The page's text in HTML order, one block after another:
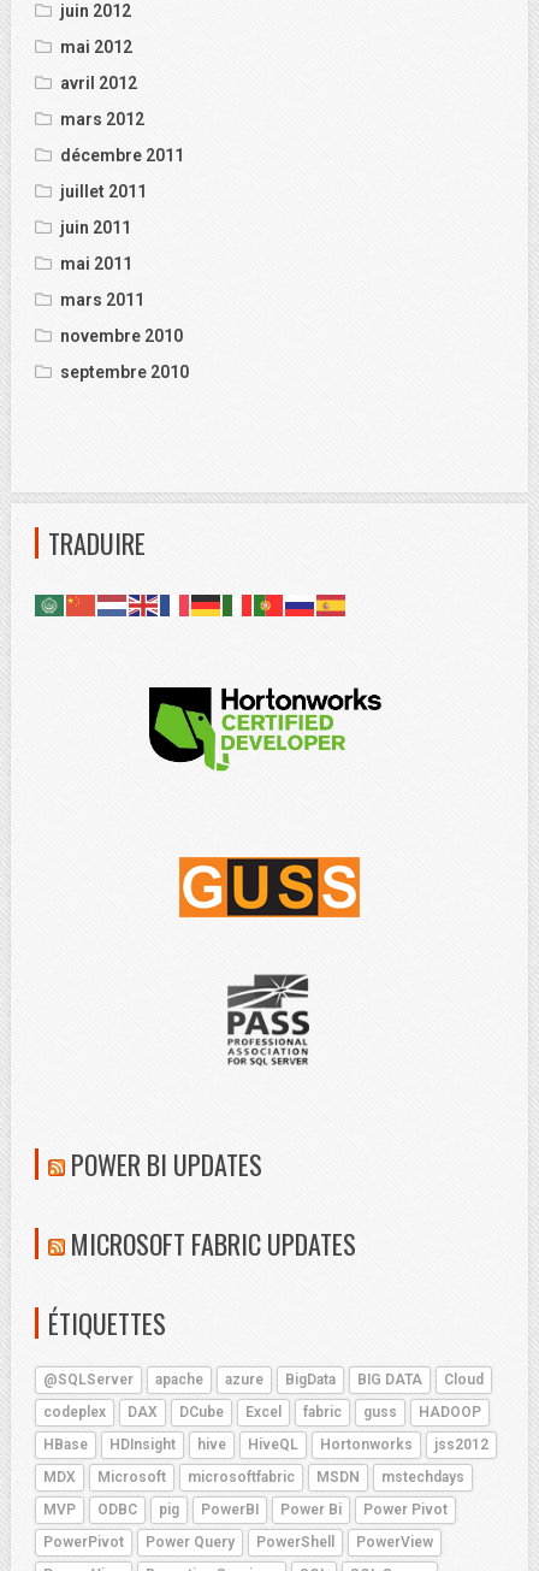
juin 2012
mai 2012
avril 2012
mars 2012
décembre 2011
juillet 2011
juin 2011
mai 2011
mars 2011
novembre 2010
septembre 2010
TRADUIRE
POWER BI UPDATES
MICROSOFT FABRIC UPDATES
ÉTIQUETTES
@SQLServer apache azure BigData BIG DATA
Cloud
codeplex
DAX DCube Excel fabric guss
HADOOP
HBase
HDInsight hive HiveQL Hortonworks
jss2012
MDX
Microsoft microsoftfabric MSDN
mstechdays
MVP
ODBC pig PowerBI Power Bi
Power Pivot
PowerPivot
Power Query PowerShell
PowerView